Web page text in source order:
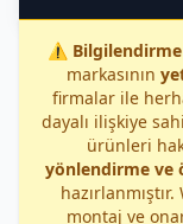
⚠️
markasının
firmalar ile
dayalı ilişkiye
ürünleri
yönlendirme ve
montaj ve